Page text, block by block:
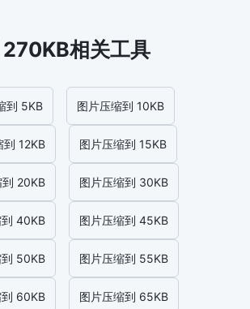
270KB相关工具
到 5KB 图片压缩到 10KB
到 12KB 图片压缩到 15KB
20KB 图片压缩到 30KB
40KB 图片压缩到 45KB
50KB 图片压缩到 55KB
60KB 图片压缩到 65KB